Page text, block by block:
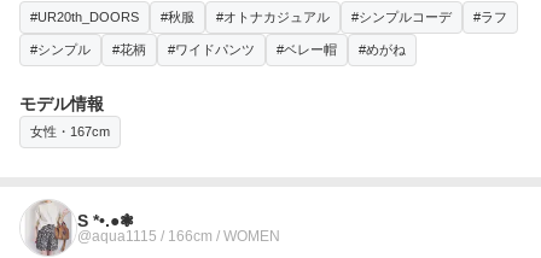
#UR20th_DOORS #秋服 #オトナカジュアル #シンプルコーデ #ラフ
#シンプル #花柄 #ワイドパンツ #ベレー帽 #めがね
モデル情報
女性・167cm
S *•.●❃
@aqua1115 / 166cm / WOMEN